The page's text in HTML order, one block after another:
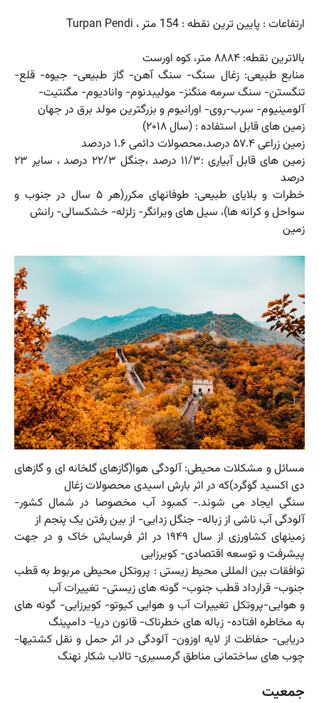
ارتفاعات : پایین ترین نقطه : 154 متر ، Turpan Pendi
بالاترین نقطه: ۸۸۸۴ متر، کوه اورست
منابع طبیعی: زغال سنگ- سنگ آهن- گاز طبیعی- جیوه- قلع-
تنگستن- سنگ سرمه منگنز- مولیبدنوم- وانادیوم- مگنتیت-
آلومینیوم- سرب-روی- اورانیوم و بزرگترین مولد برق در جهان
زمین های قابل استفاده : (سال ۲۰۱۸)
زمین زراعی ۵۷.۴ درصد،محصولات دائمی ۱.۶ دردصد
زمین های قابل آبیاری :۱۱/۳ درصد ،جنگل ۲۲/۳ درصد ، سایر ۲۳
درصد
خطرات و بلایای طبیعی: طوفانهای مکرر(هر ۵ سال در جنوب و
سواحل و کرانه ها)، سیل های ویرانگر- زلزله- خشکسالی- رانش
زمین
مسائل و مشکلات محیطی: آلودگی هوا(گازهای گلخانه ای و گازهای
دی اکسید گوگرد)که در اثر بارش اسیدی محصولات زغال
سنگی ایجاد می شوند.- کمبود آب مخصوصا در شمال کشور-
آلودگی آب ناشی از زباله- جنگل زدایی- از بین رفتن یک پنجم از
زمینهای کشاورزی از سال ۱۹۴۹ در اثر فرسایش خاک و در جهت
پیشرفت و توسعه اقتصادی- کویرزایی
توافقات بین المللی محیط زیستی : پروتکل محیطی مربوط به قطب
جنوب- قرارداد قطب جنوب- گونه های زیستی- تغییرات آب
و هوایی-پروتکل تغییرات آب و هوایی کیوتو- کویرزایی- گونه های
به مخاطره افتاده- زباله های خطرناک- قانون دریا- دامپینگ
دریایی- حفاظت از لایه اوزون- آلودگی در اثر حمل و نقل کشتیها-
چوب های ساختمانی مناطق گرمسیری- تالاب شکار نهنگ
جمعیت